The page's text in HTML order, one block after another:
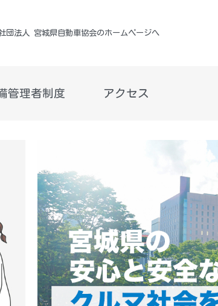
団法人 宮城県自動車協会のホームページへ
管理者制度 アクセス